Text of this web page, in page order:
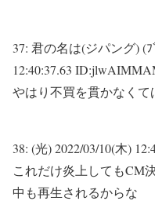
37: 君の名は(ジパング) (
12:40:37.63
やはり不買を貫かなくて
38: (光)2022/03/10(木)
これだけ炎上してもCM
中も再生されるからな